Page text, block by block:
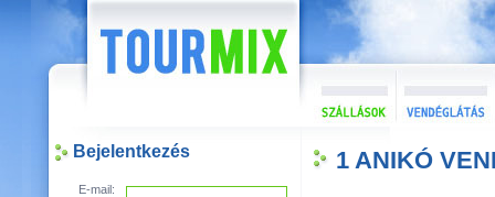
Bejelentkezés
E-mail:
1 ANIKÓ